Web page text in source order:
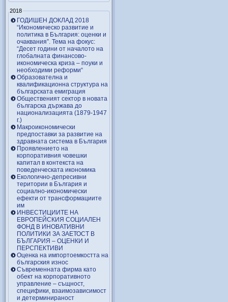
2018
ГОДИШЕН ДОКЛАД 2018
“Икономическо развитие и
политика в България: оценки и
очаквания”. Тема на фокус:
“Десет години от началото на
глобалната финансово-
икономическа криза – поуки и
необходими реформи“
Образователна и
квалификационна структура на
българската емиграция
Общественият сектор в новата
българска държава до
национализацията (1879-1947
г.)
Макроикономически
предпоставки за развитие на
здравната система в България
Проявлението на
корпоративния човешки
капитал в контекста на
поведенческата икономика
Екологично-депресивни
територии в България и
социално-икономически
ефекти от трансформациите
им
ИНВЕСТИЦИИТЕ НА
ЕВРОПЕЙСКИЯ СОЦИАЛЕН
ФОНД В ИНОВАТИВНИ
ПОЛИТИКИ ЗА ЗАЕТОСТ В
БЪЛГАРИЯ – OЦЕНКИ И
ПЕРСПЕКТИВИ
Оценка на импортоемкостта на
българския износ
Съвременната фирма като
обект на корпоративното
управление – същност,
специфики, взаимозависимост
и детерминираност